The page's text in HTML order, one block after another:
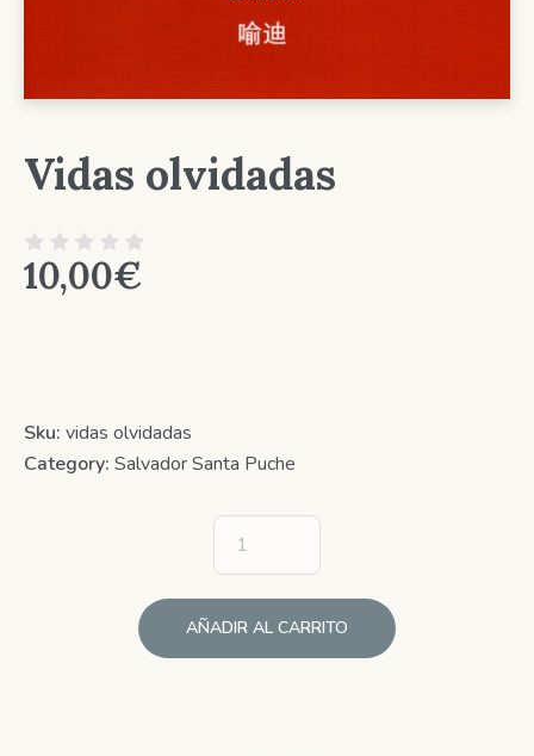
Vidas olvidadas
10,00€
Sku: vidas olvidadas
Category: Salvador Santa Puche
AÑADIR AL CARRITO